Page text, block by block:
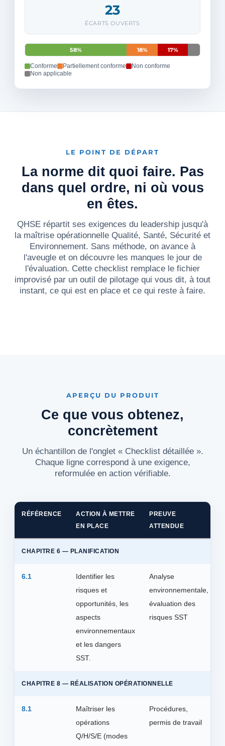
23
ÉCARTS OUVERTS
58% 18% 17%
Conforme Partiellement conforme
Non conforme
Non applicable
LE POINT DE DÉPART
La norme dit quoi faire. Pas
dans quel ordre, ni où vous
en êtes.
QHSE répartit ses exigences du leadership jusqu'à
la maîtrise opérationnelle Qualité, Santé, Sécurité et
Environnement. Sans méthode, on avance à
l'aveugle et on découvre les manques le jour de
l'évaluation. Cette checklist remplace le fichier
improvisé par un outil de pilotage qui vous dit, à tout
instant, ce qui est en place et ce qui reste à faire.
APERÇU DU PRODUIT
Ce que vous obtenez,
concrètement
Un échantillon de l'onglet « Checklist détaillée ».
Chaque ligne correspond à une exigence,
reformulée en action vérifiable.
RÉFÉRENCE
ACTION À METTRE
EN PLACE
PREUVE
ATTENDUE
CHAPITRE 6 — PLANIFICATION
6.1
Identifier les
risques et
opportunités, les
aspects
environnementaux
et les dangers
SST.
Analyse
environnementale,
évaluation des
risques SST
CHAPITRE 8 — RÉALISATION OPÉRATIONNELLE
8.1
Maîtriser les
opérations
Q/H/S/E (modes
Procédures,
permis de travail